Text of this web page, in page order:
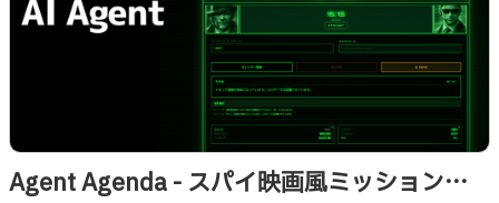
Agent Agenda - スパイ映画風ミッション指